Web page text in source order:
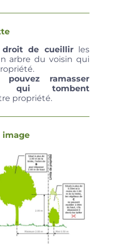
droit de cueillirles
arbre du voisin qui
pouvez ramasser
qui tombent
propriété.
image